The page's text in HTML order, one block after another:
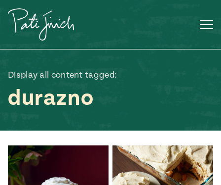
contenido
Display all content tagged:
durazno